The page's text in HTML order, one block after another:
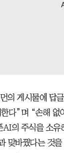
의 게시물에 답
다”며 “손해
AI의 주식을 소유
맞바꿨다는 것